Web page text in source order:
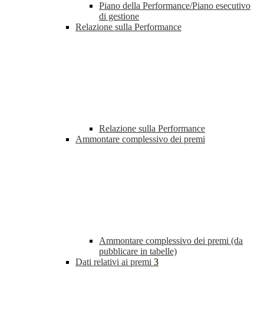
Piano della Performance/Piano esecutivo
di gestione
Relazione sulla Performance
Relazione sulla Performance
Ammontare complessivo dei premi
Ammontare complessivo dei premi (da
pubblicare in tabelle)
Dati relativi ai premi 3